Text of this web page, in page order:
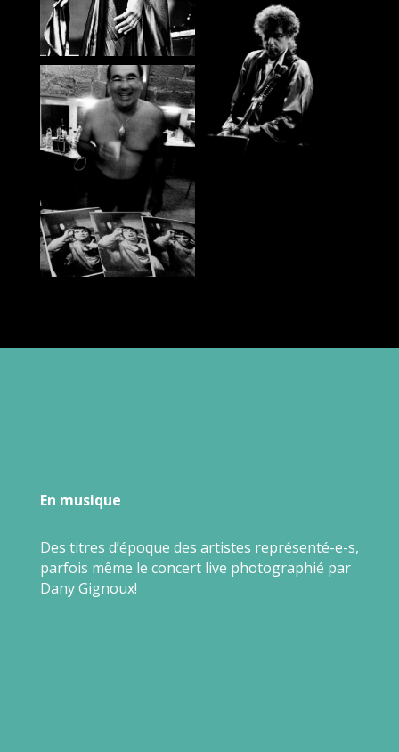
En musique
Des titres d’époque des artistes représenté-e-s,
parfois même le concert live photographié par
Dany Gignoux!